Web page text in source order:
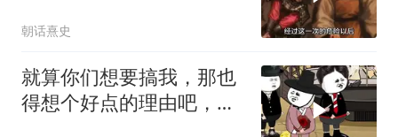
朝话熹史
就算你们想要搞我，那也
得想个好点的理由吧，这